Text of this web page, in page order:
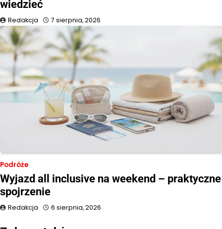
wiedzieć
Redakcja 7 sierpnia, 2026
Podróże
Wyjazd all inclusive na weekend – praktyczne
spojrzenie
Redakcja 6 sierpnia, 2026